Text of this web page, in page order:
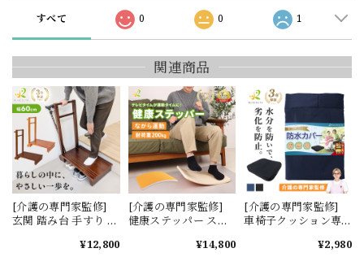
すべて 0 0 1
関連商品
[介護の専門家監修]
玄関 踏み台 手すり 介
くだけ 玄関台 玄関踏
¥12,800
[介護の専門家監修]
健康ステッパー ステ
齢者 ダイエット リハ
¥14,800
[介護の専門家監修]
車椅子クッション専
¥2,980